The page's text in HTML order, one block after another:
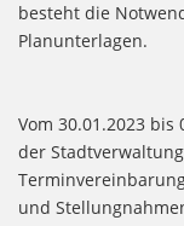
besteht die
Planunterlagen.
Vom 30.01.2023
der
und